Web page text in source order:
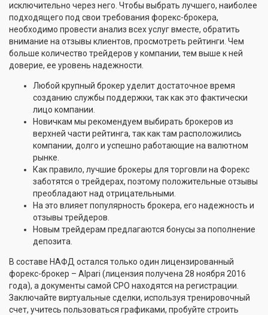
исключительно через него. Чтобы выбрать лучшего, наиболее
подходящего под свои требования форекс-брокера,
необходимо провести анализ всех услуг вместе, обратить
внимание на отзывы клиентов, просмотреть рейтинги. Чем
больше количество трейдеров у компании, тем выше к ней
доверие, ее уровень надежности.
Любой крупный брокер уделит достаточное время
созданию службы поддержки, так как это фактически
лицо компании.
Новичкам мы рекомендуем выбирать брокеров из
верхней части рейтинга, так как там расположились
компании, долго и успешно работающие на валютном
рынке.
Как правило, лучшие брокеры для торговли на Форекс
заботятся о трейдерах, поэтому положительные отзывы
преобладают над отрицательными.
На это влияет популярность брокера, его надежность и
отзывы трейдеров.
Новым трейдерам предлагаются бонусы за пополнение
депозита.
В составе НАФД остался только один лицензированный
форекс-брокер – Alpari (лицензия получена 28 ноября 2016
года), а документы самой СРО находятся на регистрации.
Заключайте виртуальные сделки, используя тренировочный
счет, учитесь пользоваться графиками, пробуйте строить